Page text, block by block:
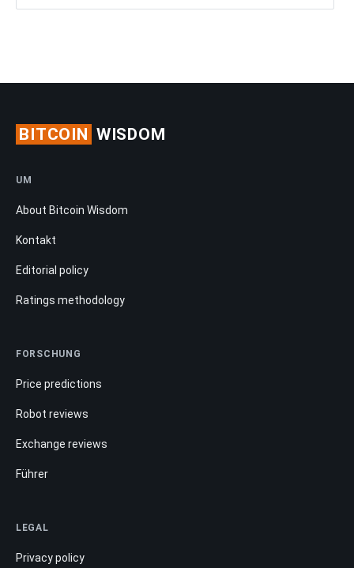
BITCOIN WISDOM
UM
About Bitcoin Wisdom
Kontakt
Editorial policy
Ratings methodology
FORSCHUNG
Price predictions
Robot reviews
Exchange reviews
Führer
LEGAL
Privacy policy